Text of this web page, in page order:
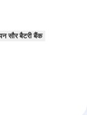
सौर बैटरी बैंक